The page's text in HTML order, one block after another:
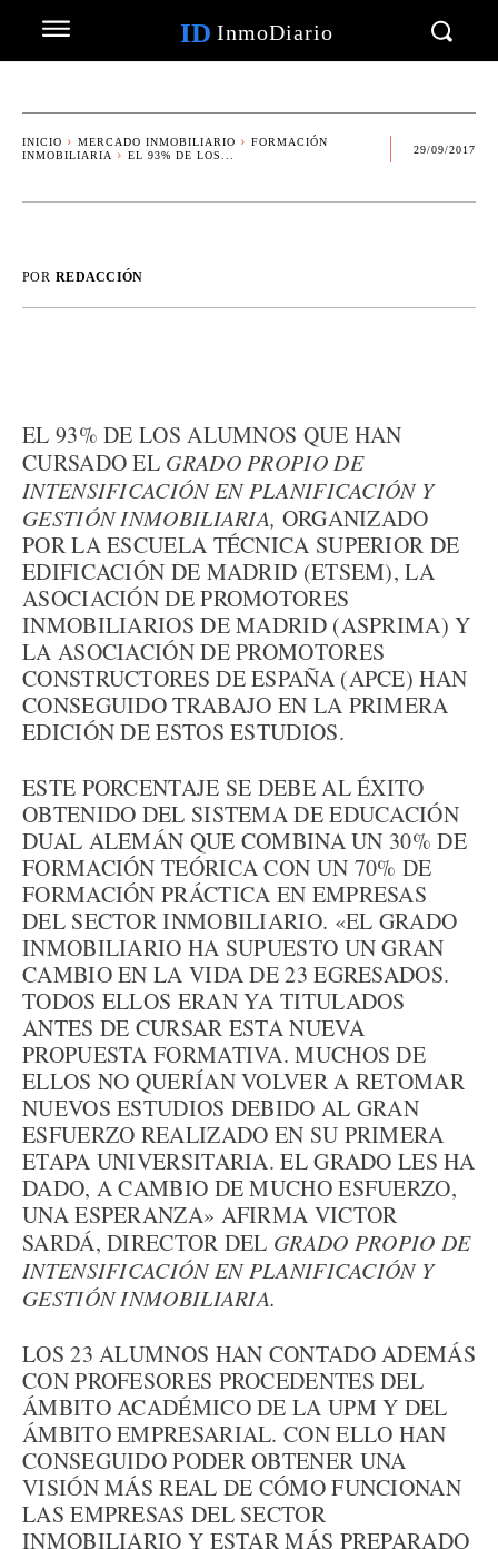
ID InmoDiario
INICIO MERCADO INMOBILIARIO
FORMACIÓN
INMOBILIARIA
EL 93% DE LOS...
29/09/2017
POR REDACCIÓN
EL 93% DE LOS ALUMNOS QUE HAN
CURSADO EL GRADO PROPIO DE
INTENSIFICACIÓN EN PLANIFICACIÓN Y
GESTIÓN INMOBILIARIA, ORGANIZADO
POR LA ESCUELA TÉCNICA SUPERIOR DE
EDIFICACIÓN DE MADRID (ETSEM), LA
ASOCIACIÓN DE PROMOTORES
INMOBILIARIOS DE MADRID (ASPRIMA) Y
LA ASOCIACIÓN DE PROMOTORES
CONSTRUCTORES DE ESPAÑA (APCE) HAN
CONSEGUIDO TRABAJO EN LA PRIMERA
EDICIÓN DE ESTOS ESTUDIOS.
ESTE PORCENTAJE SE DEBE AL ÉXITO
OBTENIDO DEL SISTEMA DE EDUCACIÓN
DUAL ALEMÁN QUE COMBINA UN 30% DE
FORMACIÓN TEÓRICA CON UN 70% DE
FORMACIÓN PRÁCTICA EN EMPRESAS
DEL SECTOR INMOBILIARIO. «EL GRADO
INMOBILIARIO HA SUPUESTO UN GRAN
CAMBIO EN LA VIDA DE 23 EGRESADOS.
TODOS ELLOS ERAN YA TITULADOS
ANTES DE CURSAR ESTA NUEVA
PROPUESTA FORMATIVA. MUCHOS DE
ELLOS NO QUERÍAN VOLVER A RETOMAR
NUEVOS ESTUDIOS DEBIDO AL GRAN
ESFUERZO REALIZADO EN SU PRIMERA
ETAPA UNIVERSITARIA. EL GRADO LES HA
DADO, A CAMBIO DE MUCHO ESFUERZO,
UNA ESPERANZA» AFIRMA VICTOR
SARDÁ, DIRECTOR DEL GRADO PROPIO DE
INTENSIFICACIÓN EN PLANIFICACIÓN Y
GESTIÓN INMOBILIARIA.
LOS 23 ALUMNOS HAN CONTADO ADEMÁS
CON PROFESORES PROCEDENTES DEL
ÁMBITO ACADÉMICO DE LA UPM Y DEL
ÁMBITO EMPRESARIAL. CON ELLO HAN
CONSEGUIDO PODER OBTENER UNA
VISIÓN MÁS REAL DE CÓMO FUNCIONAN
LAS EMPRESAS DEL SECTOR
INMOBILIARIO Y ESTAR MÁS PREPARADO